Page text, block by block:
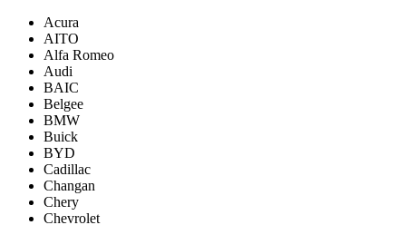
Acura
AITO
Alfa Romeo
Audi
BAIC
Belgee
BMW
Buick
BYD
Cadillac
Changan
Chery
Chevrolet